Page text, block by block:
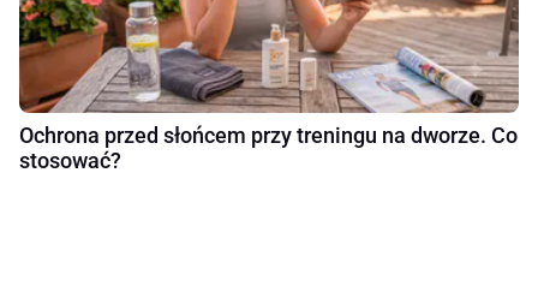
Ochrona przed słońcem przy treningu na dworze. Co
stosować?